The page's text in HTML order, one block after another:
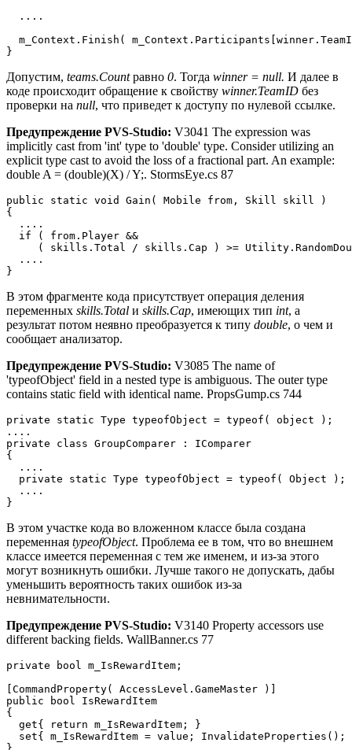
  ....
m_Context.Finish(
}
Допустим, teams.Countравно 0. Тогда winner = null. И далее в
коде происходит обращение к свойству winner.TeamID без
проверки на null, что приведет к доступу по нулевой ссылке.
Предупреждение PVS-Studio: V3041 The expression was
implicitly cast from 'int' type to 'double' type. Consider utilizing an
explicit type cast to avoid the loss of a fractional part. An example:
double A = (double)(X) / Y;. StormsEye.cs 87
public static void Gain( Mobile from, Skill skill )
{
  ....
  if ( from.Player &&
( skills.Total / skills.Cap ) >=
  ....
}
В этом фрагменте кода присутствует операция деления
переменных skills.Total и skills.Cap, имеющих тип int, а
результат потом неявно преобразуется к типу double, о чем и
сообщает анализатор.
Предупреждение PVS-Studio: V3085 The name of
'typeofObject' field in a nested type is ambiguous. The outer type
contains static field with identical name. PropsGump.cs 744
private static Type typeofObject = typeof( object );
....
private class GroupComparer : IComparer
{
  ....
  private static Type typeofObject = typeof( Object );
  ....
}
В этом участке кода во вложенном классе была создана
переменная typeofObject. Проблема ее в том, что во внешнем
классе имеется переменная с тем же именем, и из-за этого
могут возникнуть ошибки. Лучше такого не допускать, дабы
уменьшить вероятность таких ошибок из-за
невнимательности.
Предупреждение PVS-Studio: V3140 Property accessors use
different backing fields. WallBanner.cs 77
private bool m_IsRewardItem;
[CommandProperty( AccessLevel.GameMaster )]
public bool IsRewardItem
{
  get{ return m_IsRewardItem; }
set{ m_IsRewardItem = value; InvalidateProperties();